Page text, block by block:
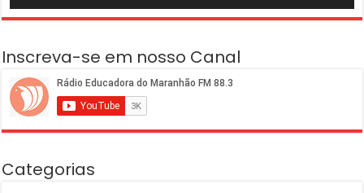
Inscreva-se em nosso Canal
Categorias